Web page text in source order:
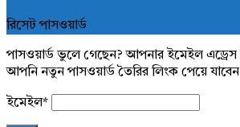
রিসেট পাসওয়ার্ড
পাসওয়ার্ড ভুলে গেছেন? আপনার ইমেইল এড্রেস
আপনি নতুন পাসওয়ার্ড তৈরির লিংক পেয়ে
ইমেইল*